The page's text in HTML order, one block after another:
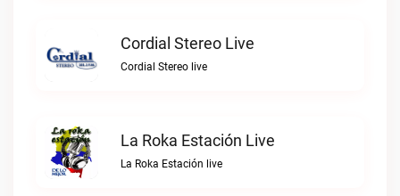
Cordial Stereo Live
Cordial Stereo live
La Roka Estación Live
La Roka Estación live